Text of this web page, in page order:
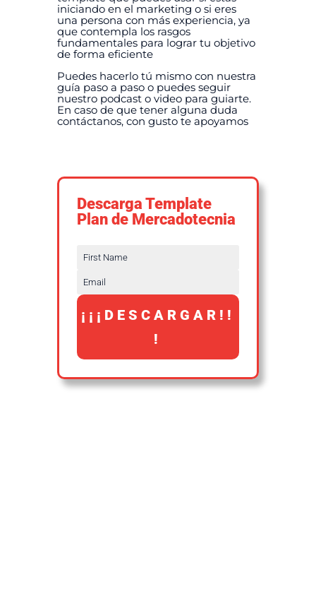
iniciando en el marketing o si eres
una persona con más experiencia, ya
que contempla los rasgos
fundamentales para lograr tu objetivo
de forma eficiente
Puedes hacerlo tú mismo con nuestra
guía paso a paso o puedes seguir
nuestro podcast o video para guiarte.
En caso de que tener alguna duda
contáctanos, con gusto te apoyamos
Descarga Template
Plan de Mercadotecnia
¡¡¡DESCARGAR!!
!